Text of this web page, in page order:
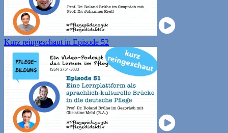
Kurz reingeschaut in Episode 52